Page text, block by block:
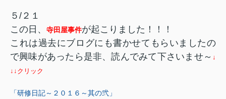
５/２１
この日、
寺田屋事件が起こりました！！！
これは過去にブログにも書かせてもらいましたの
で興味があったら是非、読んでみて下さいませ～ ↓
↓↓クリック
「研修日記～２０１６～其の弐」